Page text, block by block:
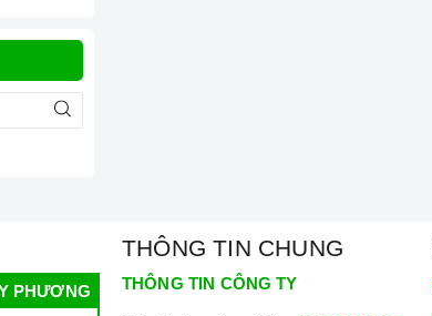
PHƯƠNG
THÔNG TIN CHUNG
THÔNG TIN CÔNG TY